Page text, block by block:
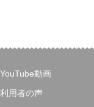
YouTube動画
利用者の声